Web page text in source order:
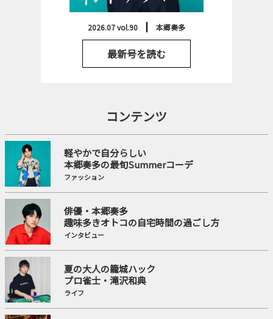
2026.07 vol.90 本郷奏多
最新号を読む
コンテンツ
軽やかで自分らしい
本郷奏多の最旬Summerコーデ
ファッション
俳優・本郷奏多
趣味多きオトコの自宅時間の過ごし方
インタビュー
夏の大人の籠城ハック
プロ雀士・滝沢和典
ライフ